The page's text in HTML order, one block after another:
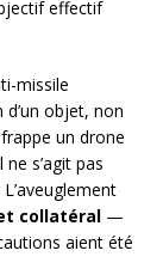
effectif
missile
objet, non
un drone
s’agit pas
collatéral —
aient été